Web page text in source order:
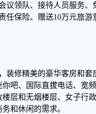
议领队、接待人员服务、
任保险、赠送10万元旅游
装修精美的豪华客房和
吧、国际直拔电话、宽
层和无烟楼层、女子行
和休闲的需求。